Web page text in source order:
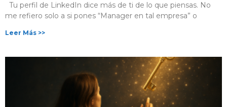
Tu perfil de LinkedIn dice más de ti de lo que piensas. No
me refiero solo a si pones “Manager en tal empresa” o
Leer Más >>